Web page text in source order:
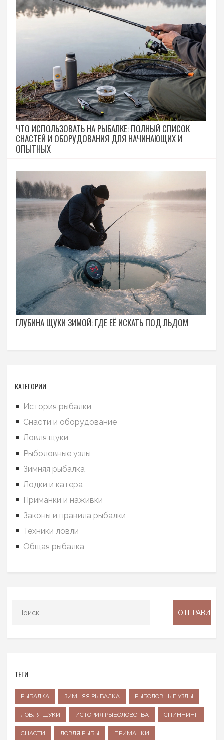
ЧТО ИСПОЛЬЗОВАТЬ НА РЫБАЛКЕ: ПОЛНЫЙ СПИСОК
СНАСТЕЙ И ОБОРУДОВАНИЯ ДЛЯ НАЧИНАЮЩИХ И
ОПЫТНЫХ
ГЛУБИНА ЩУКИ ЗИМОЙ: ГДЕ ЕЁ ИСКАТЬ ПОД ЛЬДОМ
КАТЕГОРИИ
История рыбалки
Снасти и оборудование
Ловля щуки
Рыболовные узлы
Зимняя рыбалка
Лодки и катера
Приманки и наживки
Законы и правила рыбалки
Техники ловли
Общая рыбалка
ТЕГИ
РЫБАЛКА ЗИМНЯЯ РЫБАЛКА РЫБОЛОВНЫЕ УЗЛЫ
ЛОВЛЯ ЩУКИ ИСТОРИЯ РЫБОЛОВСТВА СПИННИНГ
СНАСТИ ЛОВЛЯ РЫБЫ ПРИМАНКИ